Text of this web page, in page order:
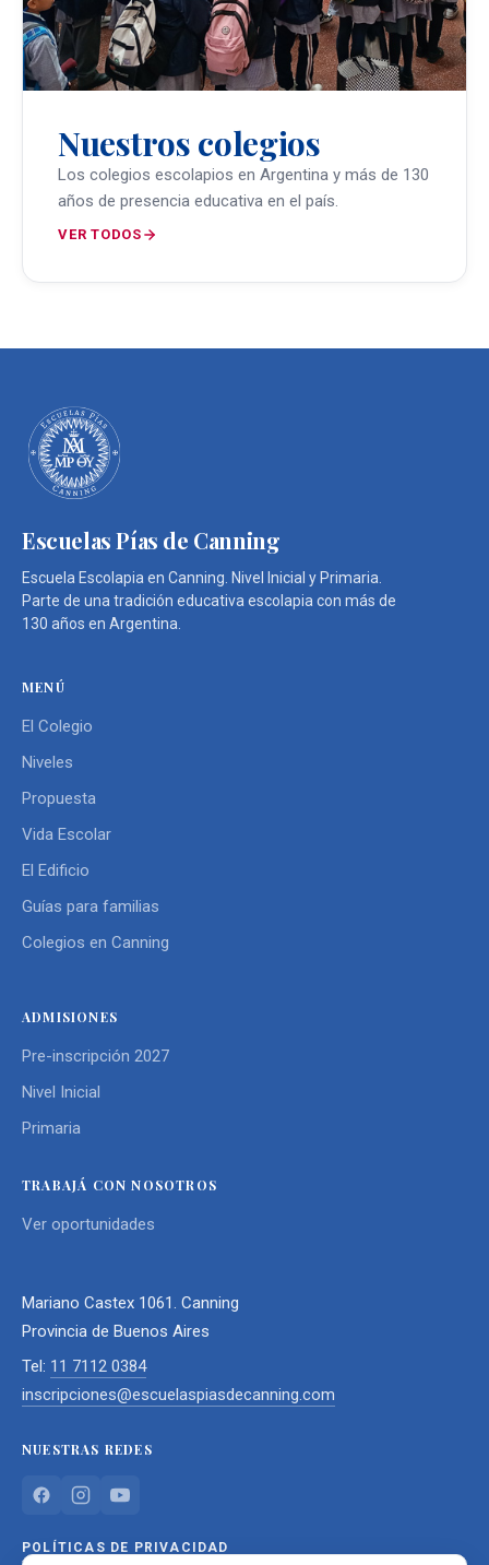
Nuestros colegios
Los colegios escolapios en Argentina y más de 130
años de presencia educativa en el país.
VER TODOS
Escuelas Pías de Canning
Escuela Escolapia en Canning. Nivel Inicial y Primaria.
Parte de una tradición educativa escolapia con más de
130 años en Argentina.
MENÚ
El Colegio
Niveles
Propuesta
Vida Escolar
El Edificio
Guías para familias
Colegios en Canning
ADMISIONES
Pre-inscripción 2027
Nivel Inicial
Primaria
TRABAJÁ CON NOSOTROS
Ver oportunidades
Mariano Castex 1061. Canning
Provincia de Buenos Aires
Tel: 11 7112 0384
inscripciones@escuelaspiasdecanning.com
NUESTRAS REDES
POLÍTICAS DE PRIVACIDAD